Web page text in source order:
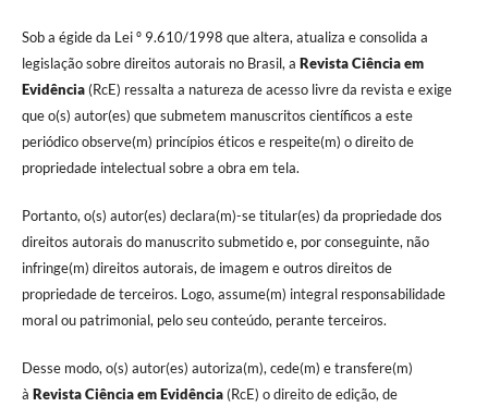
Sob a égide da Lei º 9.610/1998 que altera, atualiza e consolida a
legislação sobre direitos autorais no Brasil, a Revista Ciência em
Evidência(RcE) ressalta a natureza de acesso livre da revista e exige
que o(s) autor(es) que submetem manuscritos científicos a este
periódico observe(m) princípios éticos e respeite(m) o direito de
propriedade intelectual sobre a obra em tela.
Portanto, o(s) autor(es) declara(m)-se titular(es) da propriedade dos
direitos autorais do manuscrito submetido e, por conseguinte, não
infringe(m) direitos autorais, de imagem e outros direitos de
propriedade de terceiros. Logo, assume(m) integral responsabilidade
moral ou patrimonial, pelo seu conteúdo, perante terceiros.
Desse modo, o(s) autor(es) autoriza(m), cede(m) e transfere(m)
à Revista Ciência em Evidência(RcE) o direito de edição, de